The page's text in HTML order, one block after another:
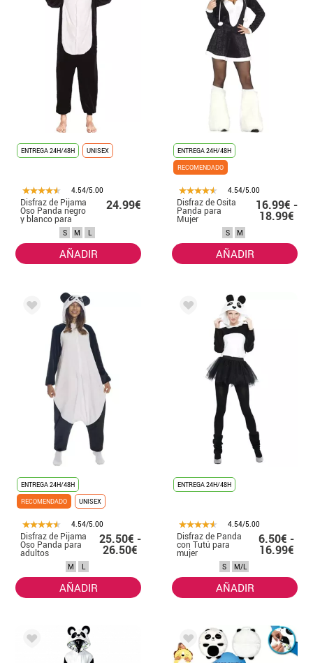
ENTREGA 24H/48H UNISEX
4.54/5.00
Disfraz de Pijama
Oso Panda negro
y blanco para
adultos
24.99€
S M L
AÑADIR
ENTREGA 24H/48H
RECOMENDADO
4.54/5.00
Disfraz de Osita
Panda para
Mujer
16.99€ -
18.99€
S M
AÑADIR
ENTREGA 24H/48H
RECOMENDADO
UNISEX
4.54/5.00
Disfraz de Pijama
Oso Panda para
adultos
25.50€ -
26.50€
M L
AÑADIR
ENTREGA 24H/48H
4.54/5.00
Disfraz de Panda
con Tutú para
mujer
6.50€ -
16.99€
S M/L
AÑADIR